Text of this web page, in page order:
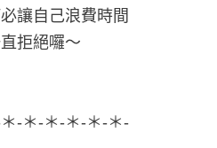
讓自己浪費時間
拒絕囉～
-＊-＊-＊-＊-＊-